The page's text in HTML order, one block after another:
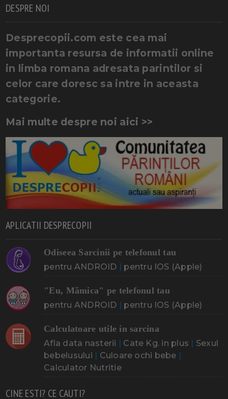
DESPRE NOI
Desprecopii.com este cea mai
importanta resursa de informatii online
in limba romana adresata parintilor si
celor care doresc sa intre in aceasta
categorie.
Mai multe despre noi aici >>
APLICATII DESPRECOPII
Odiseea Sarcinii pe telefonul tau
pentru ANDROID pentru IOS (Apple)
"Eu, Mămica" pe telefonul tau
pentru ANDROID pentru IOS (Apple)
Calculatoare utile in sarcina
Afla data nasterii Cate Kg. in plus
Sexul
bebelusului
Culoare ochi bebe
Calculator Nutritie
CINE ESTI? CE CAUTI?